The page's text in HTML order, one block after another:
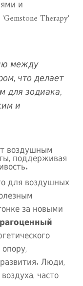
и
Therapy'
между
что делает
для зодиака,
и
воздушным
поддерживая
для воздушных
за новыми
Люди,
часто